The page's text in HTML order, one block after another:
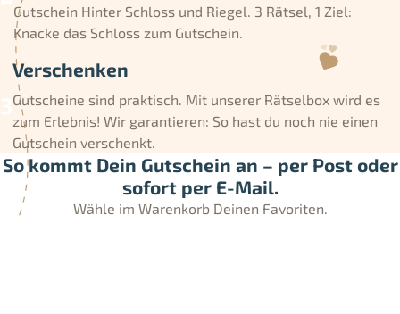
Gutschein Hinter Schloss und Riegel. 3 Rätsel, 1 Ziel:
Knacke das Schloss zum Gutschein.
Verschenken
Gutscheine sind praktisch. Mit unserer Rätselbox wird es
zum Erlebnis! Wir garantieren: So hast du noch nie einen
Gutschein verschenkt.
So kommt Dein Gutschein an – per Post oder
sofort per E-Mail.
Wähle im Warenkorb Deinen Favoriten.